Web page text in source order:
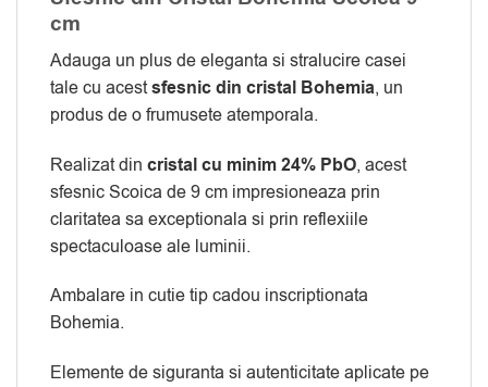
cm
Adauga un plus de eleganta si stralucire casei
tale cu acestsfesnic din cristal Bohemia, un
produs de o frumusete atemporala.
Realizat din cristal cu minim 24% PbO, acest
sfesnic Scoica de 9 cm impresioneaza prin
claritatea sa exceptionala si prin reflexiile
spectaculoase ale luminii.
Ambalare in cutie tip cadou inscriptionata
Bohemia.
Elemente de siguranta si autenticitate aplicate pe